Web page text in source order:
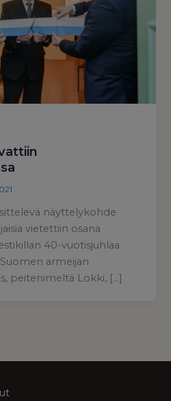
näyttelykohde
vietettiin osana
40-vuotisjuhlaa.
armeijan
peitenimeltä Lokki, […]